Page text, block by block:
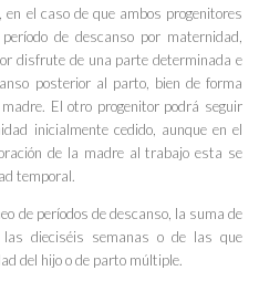
el caso de que ambos progenitores
de descanso por maternidad,
disfrute de una parte determinada e
posterior al parto, bien de forma
El otro progenitor podrá seguir
inicialmente cedido, aunque en el
de la madre al trabajo esta se
temporal.
de períodos de descanso, la suma de
dieciséis semanas o de las que
del hijo o de parto múltiple.